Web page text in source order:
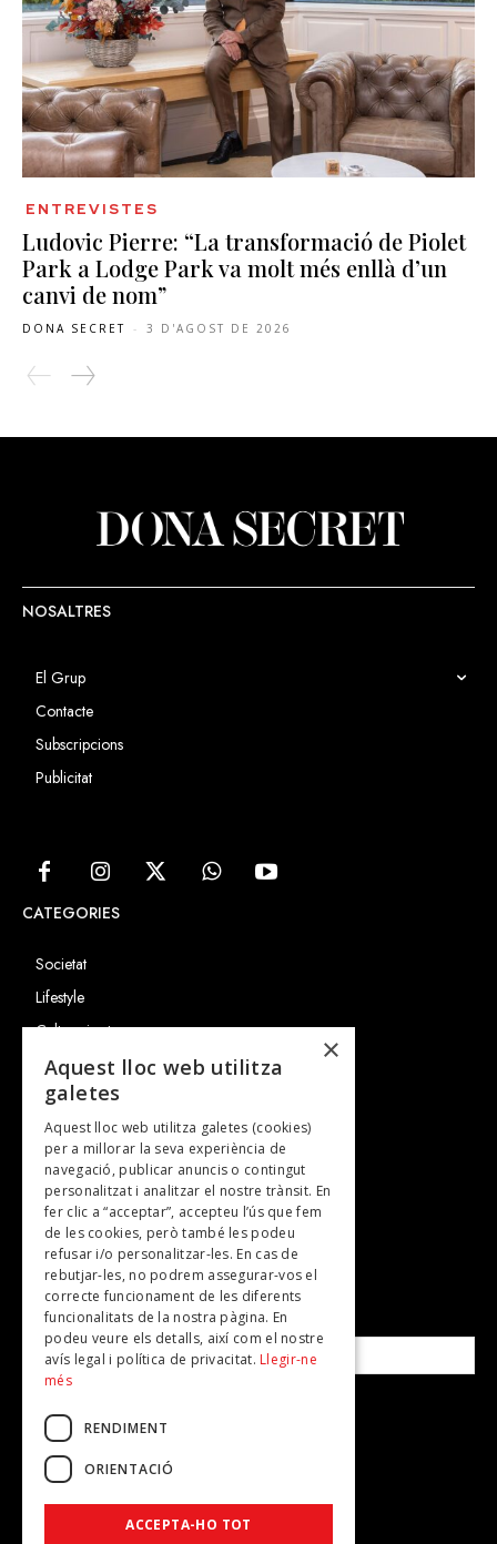
ENTREVISTES
Ludovic Pierre: “La transformació de Piolet
Park a Lodge Park va molt més enllà d’un
canvi de nom”
DONA SECRET - 3 D'AGOST DE 2026
NOSALTRES
El Grup
Contacte
Subscripcions
Publicitat
CATEGORIES
Societat
Lifestyle
Cultura i art
Entrevistes
Gastronomia
TV
Plans per fer
Revistes
SUBSCRIU-TE A LA NOSTRA NEWSLETTER!
Correu electrònic*
Accepto lapolítica de privacitat
×
Aquest lloc web utilitza
galetes
Aquest lloc web utilitza galetes (cookies)
per a millorar la seva experiència de
navegació, publicar anuncis o contingut
personalitzat i analitzar el nostre trànsit. En
fer clic a “acceptar”, accepteu l’ús que fem
de les cookies, però també les podeu
refusar i/o personalitzar-les. En cas de
rebutjar-les, no podrem assegurar-vos el
correcte funcionament de les diferents
funcionalitats de la nostra pàgina. En
podeu veure els detalls, així com el nostre
avís legal i política de privacitat. Llegir-ne
més
RENDIMENT
ORIENTACIÓ
ACCEPTA-HO TOT